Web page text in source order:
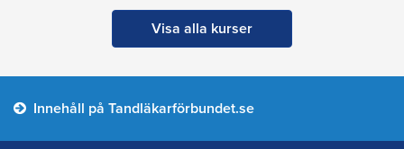
Visa alla kurser
Innehåll på Tandläkarförbundet.se